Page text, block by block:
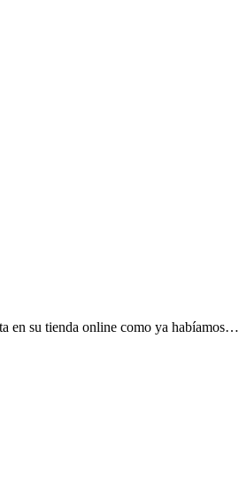
en su tienda online como ya habíamos…